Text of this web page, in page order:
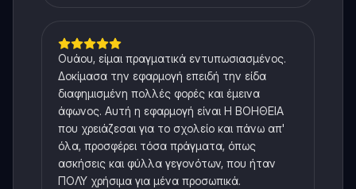
Ουάου, είμαι πραγματικά εντυπωσιασμένος.
Δοκίμασα την εφαρμογή επειδή την είδα
διαφημισμένη πολλές φορές και έμεινα
άφωνος. Αυτή η εφαρμογή είναι Η ΒΟΗΘΕΙΑ
που χρειάζεσαι για το σχολείο και πάνω απ'
όλα, προσφέρει τόσα πράγματα, όπως
ασκήσεις και φύλλα γεγονότων, που ήταν
ΠΟΛΥ χρήσιμα για μένα προσωπικά.